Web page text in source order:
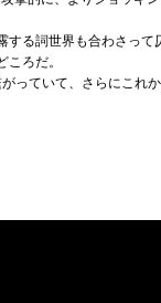
る詞世界も合わさっ
ろだ。
っていて、さらにこれ